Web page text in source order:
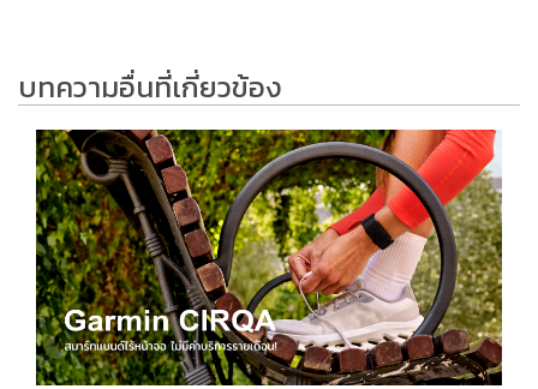
บทความอื่นที่เกี่ยวข้อง